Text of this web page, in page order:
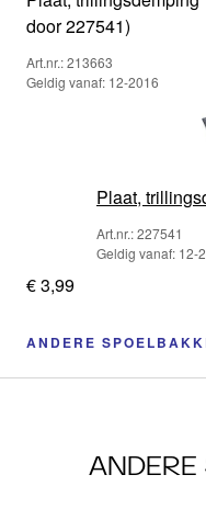
door 227541)
Art.nr.: 213663
Geldig vanaf: 12-2016
Plaat,
Art.nr.: 227541
Geldig vanaf: 12-
€ 3,99
ANDERE